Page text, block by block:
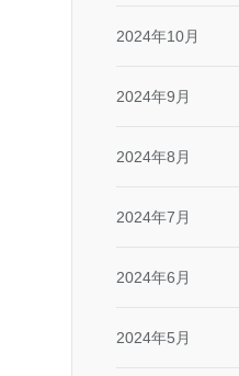
2024年10月
2024年9月
2024年8月
2024年7月
2024年6月
2024年5月